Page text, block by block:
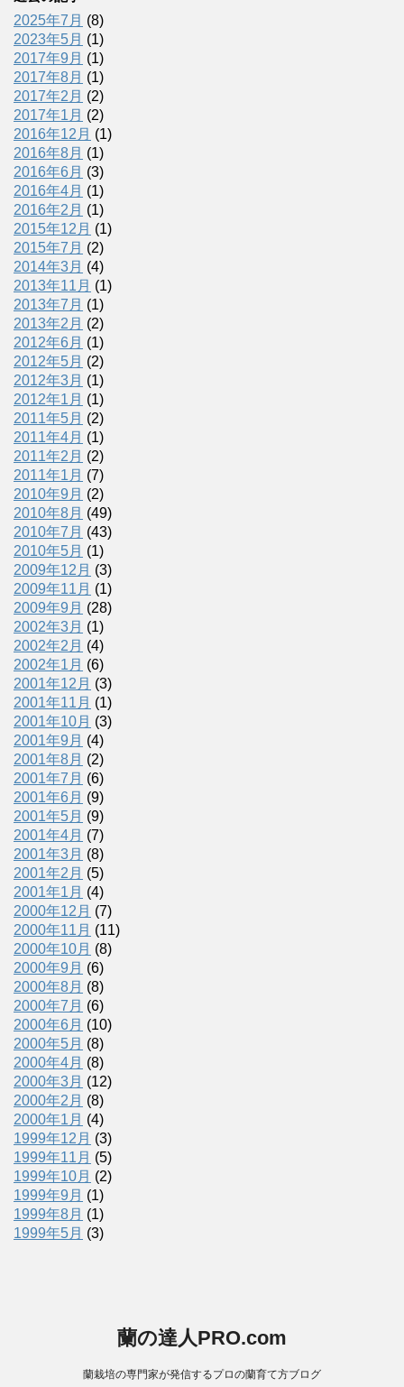
2025年7月 (8)
2023年5月 (1)
2017年9月 (1)
2017年8月 (1)
2017年2月 (2)
2017年1月 (2)
2016年12月 (1)
2016年8月 (1)
2016年6月 (3)
2016年4月 (1)
2016年2月 (1)
2015年12月 (1)
2015年7月 (2)
2014年3月 (4)
2013年11月 (1)
2013年7月 (1)
2013年2月 (2)
2012年6月 (1)
2012年5月 (2)
2012年3月 (1)
2012年1月 (1)
2011年5月 (2)
2011年4月 (1)
2011年2月 (2)
2011年1月 (7)
2010年9月 (2)
2010年8月 (49)
2010年7月 (43)
2010年5月 (1)
2009年12月 (3)
2009年11月 (1)
2009年9月 (28)
2002年3月 (1)
2002年2月 (4)
2002年1月 (6)
2001年12月 (3)
2001年11月 (1)
2001年10月 (3)
2001年9月 (4)
2001年8月 (2)
2001年7月 (6)
2001年6月 (9)
2001年5月 (9)
2001年4月 (7)
2001年3月 (8)
2001年2月 (5)
2001年1月 (4)
2000年12月 (7)
2000年11月 (11)
2000年10月 (8)
2000年9月 (6)
2000年8月 (8)
2000年7月 (6)
2000年6月 (10)
2000年5月 (8)
2000年4月 (8)
2000年3月 (12)
2000年2月 (8)
2000年1月 (4)
1999年12月 (3)
1999年11月 (5)
1999年10月 (2)
1999年9月 (1)
1999年8月 (1)
1999年5月 (3)
蘭の達人PRO.com
蘭栽培の専門家が発信するプロの蘭育て方ブログ